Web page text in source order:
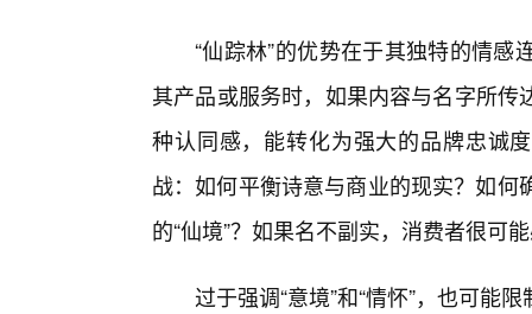
“仙踪林”的优势在于其独特的情
其产品或服务时，如果内容与名字所
种认同感，能转化为强大的品牌忠诚
战：如何平衡诗意与商业的现实？如
的“仙境”？如果名不副实，消费者很可
过于强调“意境”和“情怀”，也可能